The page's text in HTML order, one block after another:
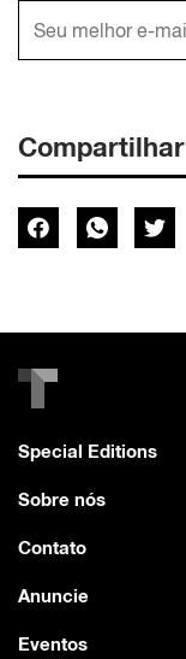
Compartilhar
Special Editions
Sobre nós
Contato
Anuncie
Eventos